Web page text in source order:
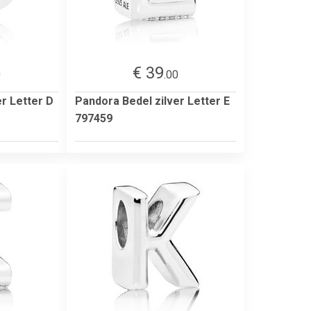
Letter D
€ 39.00
Pandora Bedel zilver Letter E
797459